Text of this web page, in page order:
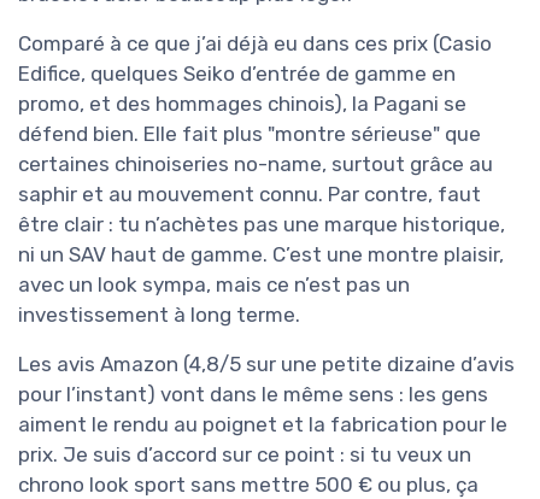
Comparé à ce que j’ai déjà eu dans ces prix (Casio
Edifice, quelques Seiko d’entrée de gamme en
promo, et des hommages chinois), la Pagani se
défend bien. Elle fait plus "montre sérieuse" que
certaines chinoiseries no-name, surtout grâce au
saphir et au mouvement connu. Par contre, faut
être clair : tu n’achètes pas une marque historique,
ni un SAV haut de gamme. C’est une montre plaisir,
avec un look sympa, mais ce n’est pas un
investissement à long terme.
Les avis Amazon (4,8/5 sur une petite dizaine d’avis
pour l’instant) vont dans le même sens : les gens
aiment le rendu au poignet et la fabrication pour le
prix. Je suis d’accord sur ce point : si tu veux un
chrono look sport sans mettre 500 € ou plus, ça